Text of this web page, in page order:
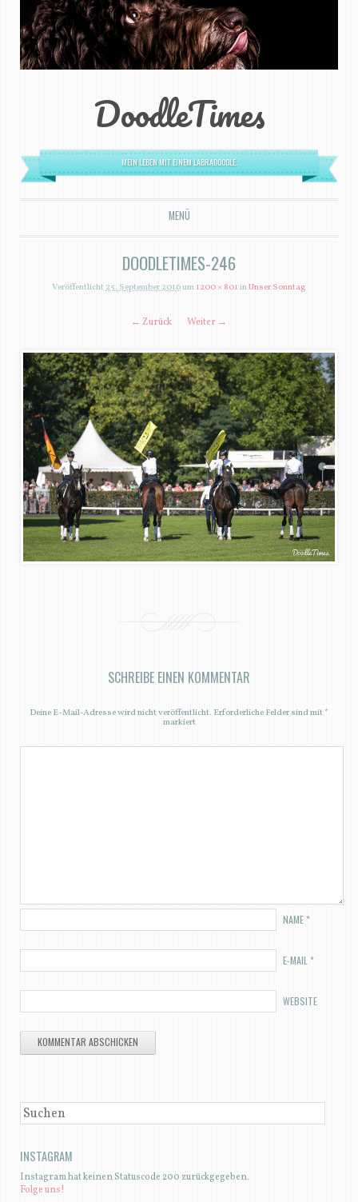
DoodleTimes
MEIN LEBEN MIT EINEM LABRADOODLE.
MENÜ
ZUM INHALT SPRINGEN
DOODLETIMES-246
Veröffentlicht25. September 2016um1200 × 801inUnser Sonntag
← Zurück Weiter →
SCHREIBE EINEN KOMMENTAR
Deine E-Mail-Adresse wird nicht veröffentlicht. Erforderliche Felder sind mit*
markiert
NAME*
E-MAIL *
WEBSITE
SUCHEN
INSTAGRAM
Instagram hat keinen Statuscode 200 zurückgegeben.
Folge uns!